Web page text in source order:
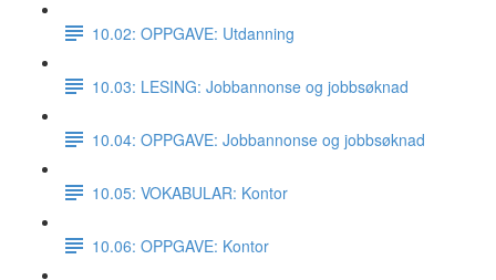
10.02: OPPGAVE: Utdanning
10.03: LESING: Jobbannonse og jobbsøknad
10.04: OPPGAVE: Jobbannonse og jobbsøknad
10.05: VOKABULAR: Kontor
10.06: OPPGAVE: Kontor